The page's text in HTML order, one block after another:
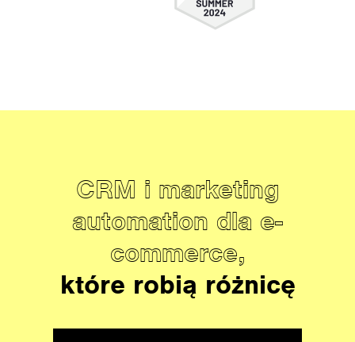
CRM i marketing
automation dla e-
commerce,
które robią różnicę